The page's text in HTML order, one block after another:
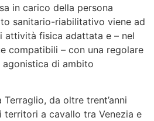
in carico della persona
sanitario-riabilitativo viene ad
attività fisica adattata e – nel
compatibili – con una regolare
di ambito
da oltre trent’anni
a cavallo tra Venezia e